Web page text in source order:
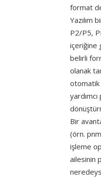
format
Yazılım
P2/P5,
içeriğine
belirli
olanak
otomatik
Bir
(örn.
işleme
ailesinin